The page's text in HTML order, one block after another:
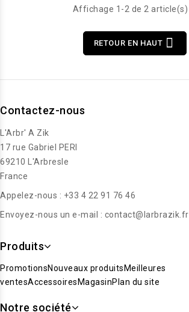
Affichage 1-2 de 2 article(s)
RETOUR EN HAUT 
Contactez-nous
L'Arbr' A Zik
17 rue Gabriel PERI
69210 L'Arbresle
France
Appelez-nous : +33 4 22 91 76 46
Envoyez-nous un e-mail : contact@larbrazik.fr
Produits
PromotionsNouveaux produits Meilleures
ventesAccessoires MagasinPlan du site
Notre société